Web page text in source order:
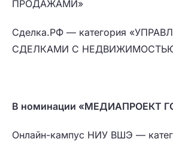
ПРОДАЖАМИ»
Сделка.РФ — категория
СДЕЛКАМИ С
В номинации «МЕДИАПРОЕКТ
Онлайн-кампус НИУ ВШЭ —